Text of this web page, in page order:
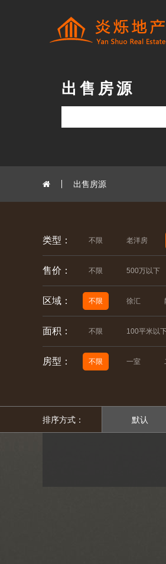
出售房源
出售房源
类型： 不限 老洋房
售价： 不限 500万以下
区域： 不限 徐汇
面积： 不限 100平米以
房型： 不限 一室
排序方式： 默认